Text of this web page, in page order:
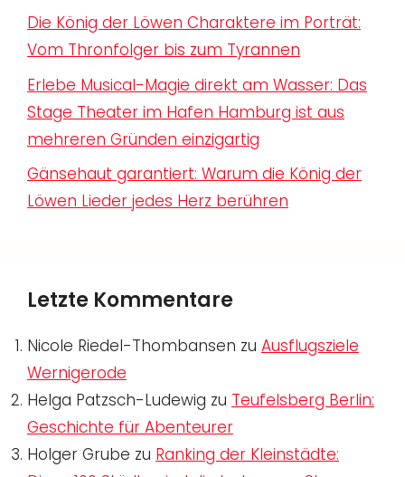
Die König der Löwen Charaktere im Porträt:
Vom Thronfolger bis zum Tyrannen
Erlebe Musical-Magie direkt am Wasser: Das
Stage Theater im Hafen Hamburg ist aus
mehreren Gründen einzigartig
Gänsehaut garantiert: Warum die König der
Löwen Lieder jedes Herz berühren
Letzte Kommentare
Nicole Riedel-Thombansen zu Ausflugsziele
Wernigerode
Helga Patzsch-Ludewig zu Teufelsberg Berlin:
Geschichte für Abenteurer
Holger Grube zu Ranking der Kleinstädte: